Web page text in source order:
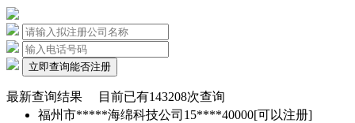
立即查询能否注册
最新查询结果 目前已有143208次查询
福州市*****海绵科技公司 15****40000[可以注册]